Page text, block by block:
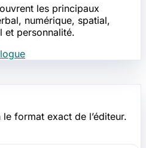
les principaux
numérique, spatial,
et personnalité.
format exact de l’éditeur.